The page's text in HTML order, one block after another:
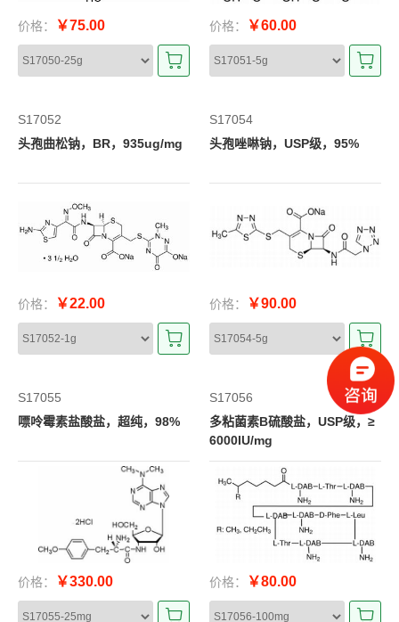
价格： ￥75.00 价格： ￥60.00
S17052
头孢曲松钠，BR，935ug/mg
价格： ￥22.00
S17054
头孢唑啉钠，USP级，95%
价格： ￥90.00
S17055
嘌呤霉素盐酸盐，超纯，98%
价格： ￥330.00
S17056
多粘菌素B硫酸盐，USP级，≥
6000IU/mg
价格： ￥80.00